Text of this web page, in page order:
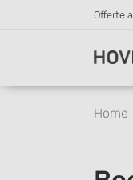
Offerte
Home